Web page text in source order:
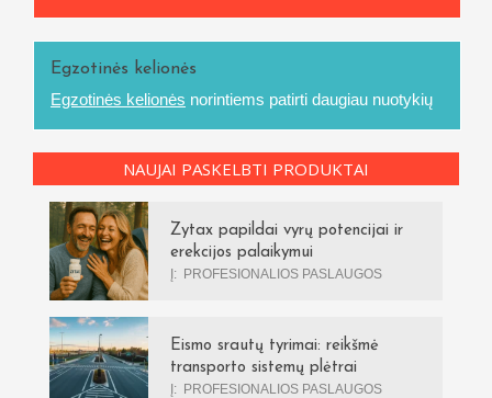
Egzotinės kelionės
Egzotinės kelionės norintiems patirti daugiau nuotykių
NAUJAI PASKELBTI PRODUKTAI
Zytax papildai vyrų potencijai ir
erekcijos palaikymui
Į: PROFESIONALIOS PASLAUGOS
Eismo srautų tyrimai: reikšmė
transporto sistemų plėtrai
Į: PROFESIONALIOS PASLAUGOS